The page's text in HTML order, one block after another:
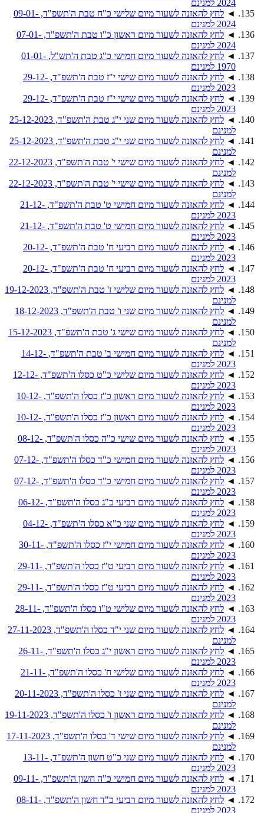
2024 למנינם
◄
לחץ להאזנה לשעור מיום שלישי כ"ח טבת ה'תשפ"ד, 09-01-
2024 למנינם
◄
לחץ להאזנה לשעור מיום ראשון כ"ו טבת ה'תשפ"ד, 07-01-
2024 למנינם
◄
לחץ להאזנה לשעור מיום חמישי כ"ג טבת ה'תש"ל, 01-01-
1970 למנינם
◄
לחץ להאזנה לשעור מיום שישי י"ז טבת ה'תשפ"ד, 29-12-
2023 למנינם
◄
לחץ להאזנה לשעור מיום שישי י"ז טבת ה'תשפ"ד, 29-12-
2023 למנינם
◄
לחץ להאזנה לשעור מיום שני י"ג טבת ה'תשפ"ד, 25-12-2023
למנינם
◄
לחץ להאזנה לשעור מיום שני י"ג טבת ה'תשפ"ד, 25-12-2023
למנינם
◄
לחץ להאזנה לשעור מיום שישי י' טבת ה'תשפ"ד, 22-12-2023
למנינם
◄
לחץ להאזנה לשעור מיום שישי י' טבת ה'תשפ"ד, 22-12-2023
למנינם
◄
לחץ להאזנה לשעור מיום חמישי ט' טבת ה'תשפ"ד, 21-12-
2023 למנינם
◄
לחץ להאזנה לשעור מיום חמישי ט' טבת ה'תשפ"ד, 21-12-
2023 למנינם
◄
לחץ להאזנה לשעור מיום רביעי ח' טבת ה'תשפ"ד, 20-12-
2023 למנינם
◄
לחץ להאזנה לשעור מיום רביעי ח' טבת ה'תשפ"ד, 20-12-
2023 למנינם
◄
לחץ להאזנה לשעור מיום שלישי ז' טבת ה'תשפ"ד, 19-12-2023
למנינם
◄
לחץ להאזנה לשעור מיום שני ו' טבת ה'תשפ"ד, 18-12-2023
למנינם
◄
לחץ להאזנה לשעור מיום שישי ג' טבת ה'תשפ"ד, 15-12-2023
למנינם
◄
לחץ להאזנה לשעור מיום חמישי ב' טבת ה'תשפ"ד, 14-12-
2023 למנינם
◄
לחץ להאזנה לשעור מיום שלישי כ"ט כסלו ה'תשפ"ד, 12-12-
2023 למנינם
◄
לחץ להאזנה לשעור מיום ראשון כ"ז כסלו ה'תשפ"ד, 10-12-
2023 למנינם
◄
לחץ להאזנה לשעור מיום ראשון כ"ז כסלו ה'תשפ"ד, 10-12-
2023 למנינם
◄
לחץ להאזנה לשעור מיום שישי כ"ה כסלו ה'תשפ"ד, 08-12-
2023 למנינם
◄
לחץ להאזנה לשעור מיום חמישי כ"ד כסלו ה'תשפ"ד, 07-12-
2023 למנינם
◄
לחץ להאזנה לשעור מיום חמישי כ"ד כסלו ה'תשפ"ד, 07-12-
2023 למנינם
◄
לחץ להאזנה לשעור מיום רביעי כ"ג כסלו ה'תשפ"ד, 06-12-
2023 למנינם
◄
לחץ להאזנה לשעור מיום שני כ"א כסלו ה'תשפ"ד, 04-12-
2023 למנינם
◄
לחץ להאזנה לשעור מיום חמישי י"ז כסלו ה'תשפ"ד, 30-11-
2023 למנינם
◄
לחץ להאזנה לשעור מיום רביעי ט"ז כסלו ה'תשפ"ד, 29-11-
2023 למנינם
◄
לחץ להאזנה לשעור מיום רביעי ט"ז כסלו ה'תשפ"ד, 29-11-
2023 למנינם
◄
לחץ להאזנה לשעור מיום שלישי ט"ו כסלו ה'תשפ"ד, 28-11-
2023 למנינם
◄
לחץ להאזנה לשעור מיום שני י"ד כסלו ה'תשפ"ד, 27-11-2023
למנינם
◄
לחץ להאזנה לשעור מיום ראשון י"ג כסלו ה'תשפ"ד, 26-11-
2023 למנינם
◄
לחץ להאזנה לשעור מיום שלישי ח' כסלו ה'תשפ"ד, 21-11-
2023 למנינם
◄
לחץ להאזנה לשעור מיום שני ז' כסלו ה'תשפ"ד, 20-11-2023
למנינם
◄
לחץ להאזנה לשעור מיום ראשון ו' כסלו ה'תשפ"ד, 19-11-2023
למנינם
◄
לחץ להאזנה לשעור מיום שישי ד' כסלו ה'תשפ"ד, 17-11-2023
למנינם
◄
לחץ להאזנה לשעור מיום שני כ"ט חשון ה'תשפ"ד, 13-11-
2023 למנינם
◄
לחץ להאזנה לשעור מיום חמישי כ"ה חשון ה'תשפ"ד, 09-11-
2023 למנינם
◄
לחץ להאזנה לשעור מיום רביעי כ"ד חשון ה'תשפ"ד, 08-11-
2023 למנינם